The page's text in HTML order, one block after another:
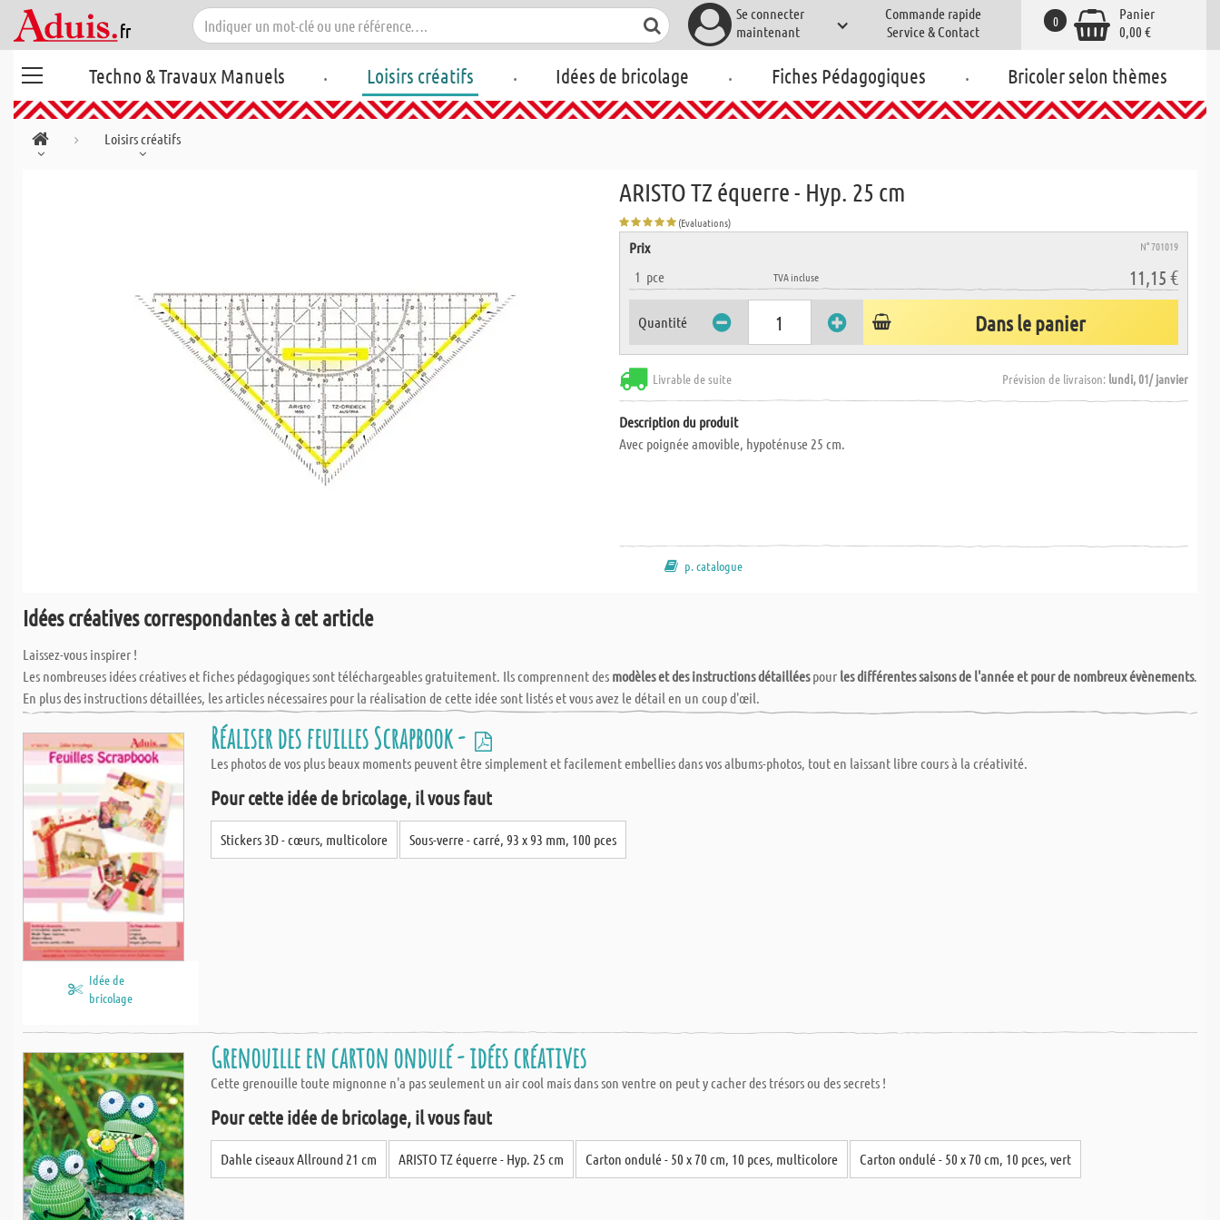
Se connecter
maintenant
Commande rapide
Service & Contact
Panier
0,00 €
0
Techno & Travaux Manuels . Loisirs créatifs . Idées de bricolage . Fiches Pédagogiques . Bricoler selon thèmes
Loisirs créatifs
ARISTO TZ équerre - Hyp. 25 cm
(Evaluations)
Prix N° 701019
1 pce TVA incluse 11,15 €
Quantité Dans le panier
Livrable de suite Prévision de livraison: lundi, 01/ janvier
Description du produit
Avec poignée amovible, hypoténuse 25 cm.
p. catalogue
Idées créatives correspondantes à cet article
Laissez-vous inspirer !
Les nombreuses idées créatives et fiches pédagogiques sont téléchargeables gratuitement. Ils comprennent des modèles et des instructions détailléespour les différentes saisons de l'année et pour de nombreux évènements.
En plus des instructions détaillées, les articles nécessaires pour la réalisation de cette idée sont listés et vous avez le détail en un coup d'œil.
Idée de
bricolage
Réaliser des feuilles Scrapbook -
Les photos de vos plus beaux moments peuvent être simplement et facilement embellies dans vos albums-photos, tout en laissant libre cours à la créativité.
Pour cette idée de bricolage, il vous faut
Stickers 3D - cœurs, multicolore Sous-verre - carré, 93 x 93 mm, 100 pces
Grenouille en carton ondulé - idées créatives
Cette grenouille toute mignonne n'a pas seulement un air cool mais dans son ventre on peut y cacher des trésors ou des secrets !
Pour cette idée de bricolage, il vous faut
Dahle ciseaux Allround 21 cm ARISTO TZ équerre - Hyp. 25 cm Carton ondulé - 50 x 70 cm, 10 pces, multicolore Carton ondulé - 50 x 70 cm, 10 pces, vert